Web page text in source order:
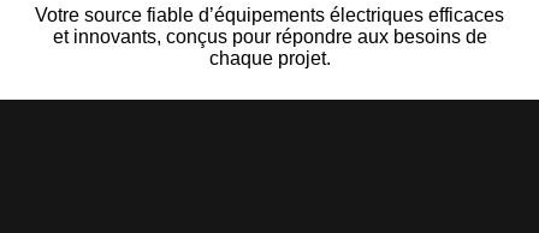
Votre source fiable d’équipements électriques efficaces
et innovants, conçus pour répondre aux besoins de
chaque projet.